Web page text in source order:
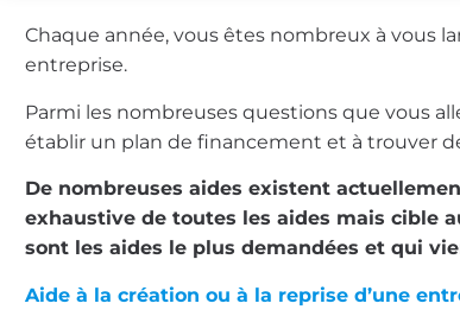
Chaque année, vous êtes nombreux à vous
entreprise.
Parmi les nombreuses questions que vous
établir un plan de financement et à trouver
De nombreuses aides existent
exhaustive de toutes les aides mais cible
sont les aides le plus demandées et qui
Aide à la création ou à la reprise d’une